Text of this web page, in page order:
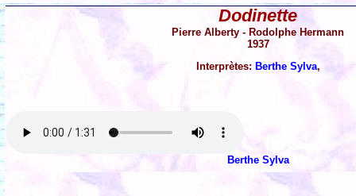
Dodinette
Pierre Alberty - Rodolphe Hermann
1937
Interprètes: Berthe Sylva,
Berthe Sylva